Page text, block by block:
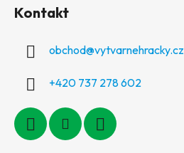
Kontakt
obchod@vytvarnehracky.cz
+420 737 278 602